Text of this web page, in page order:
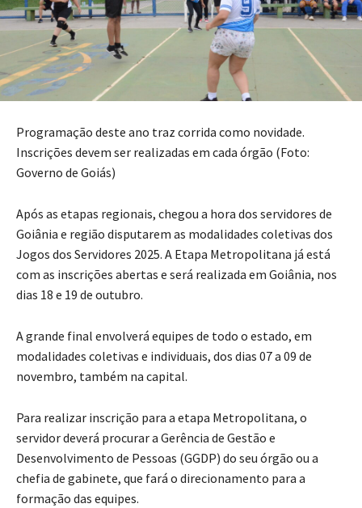
Programação deste ano traz corrida como novidade.
Inscrições devem ser realizadas em cada órgão (Foto:
Governo de Goiás)
Após as etapas regionais, chegou a hora dos servidores de
Goiânia e região disputarem as modalidades coletivas dos
Jogos dos Servidores 2025. A Etapa Metropolitana já está
com as inscrições abertas e será realizada em Goiânia, nos
dias 18 e 19 de outubro.
A grande final envolverá equipes de todo o estado, em
modalidades coletivas e individuais, dos dias 07 a 09 de
novembro, também na capital.
Para realizar inscrição para a etapa Metropolitana, o
servidor deverá procurar a Gerência de Gestão e
Desenvolvimento de Pessoas (GGDP) do seu órgão ou a
chefia de gabinete, que fará o direcionamento para a
formação das equipes.